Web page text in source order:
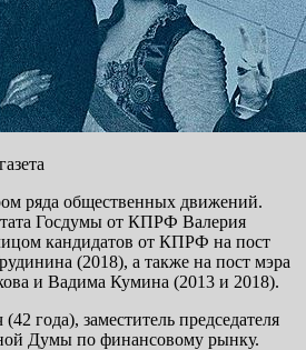
ряда общественных движений.
Госдумы от КПРФ Валерия
кандидатов от КПРФ на пост
(2018), а также на пост мэра
и Вадима Кумина (2013 и 2018).
года), заместитель председателя
Думы по финансовому рынку.